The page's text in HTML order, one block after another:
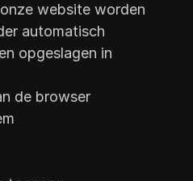
website worden
automatisch
opgeslagen in
de browser